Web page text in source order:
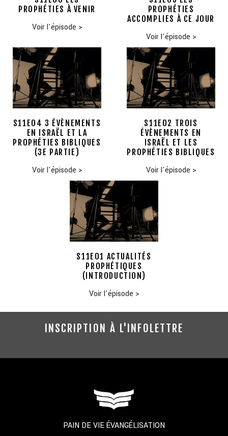
PROPHÉTIES À VENIR
Voir l'épisode >
PROPHÉTIES
ACCOMPLIES À CE JOUR
Voir l'épisode >
S11E04 3 ÉVÈNEMENTS
EN ISRAËL ET LA
PROPHÉTIES BIBLIQUES
(3E PARTIE)
Voir l'épisode >
S11E02 TROIS
ÉVÈNEMENTS EN
ISRAËL ET LES
PROPHÉTIES BIBLIQUES
Voir l'épisode >
S11E01 ACTUALITÉS
PROPHÉTIQUES
(INTRODUCTION)
Voir l'épisode >
INSCRIPTION À L'INFOLETTRE
PAIN DE VIE ÉVANGÉLISATION